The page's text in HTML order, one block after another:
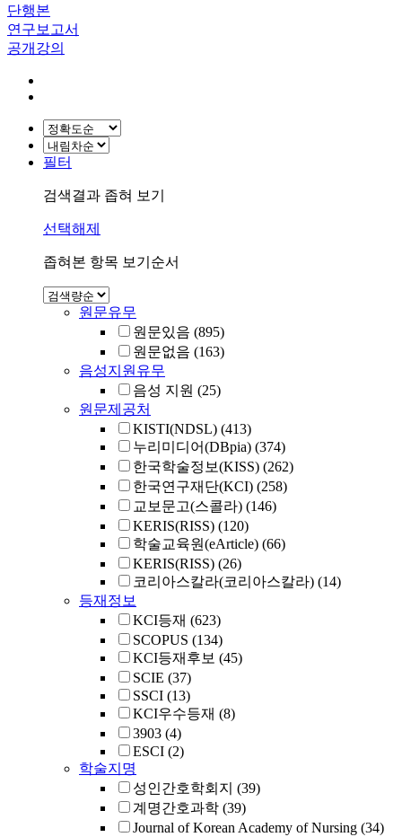
단행본
연구보고서
공개강의
필터
검색결과 좁혀 보기
선택해제
좁혀본 항목 보기순서
원문유무
원문있음 (895)
원문없음 (163)
음성지원유무
음성 지원 (25)
원문제공처
KISTI(NDSL) (413)
누리미디어(DBpia) (374)
한국학술정보(KISS) (262)
한국연구재단(KCI) (258)
교보문고(스콜라) (146)
KERIS(RISS) (120)
학술교육원(eArticle) (66)
KERIS(RISS) (26)
코리아스칼라(코리아스칼라) (14)
등재정보
KCI등재 (623)
SCOPUS (134)
KCI등재후보 (45)
SCIE (37)
SSCI (13)
KCI우수등재 (8)
3903 (4)
ESCI (2)
학술지명
성인간호학회지 (39)
계명간호과학 (39)
Journal of Korean Academy of Nursing (34)